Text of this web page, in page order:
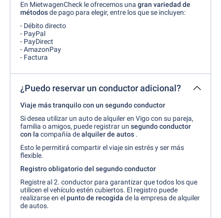
En MietwagenCheck le ofrecemos una gran variedad de
métodosde pago para elegir, entre los que se incluyen:
- Débito directo
- PayPal
- PayDirect
- AmazonPay
- Factura
¿Puedo reservar un conductor adicional?
Viaje más tranquilo con un segundo conductor
Si desea utilizar un auto de alquiler en Vigo con su pareja,
familia o amigos, puede registrar un segundo conductor
con la compañía dealquiler de autos .
Esto le permitirá compartir el viaje sin estrés y ser más
flexible.
Registro obligatorio del segundo conductor
Registre al 2. conductor para garantizar que todos los que
utilicen el vehículo estén cubiertos. El registro puede
realizarse en elpunto de recogida de la empresa de alquiler
de autos.